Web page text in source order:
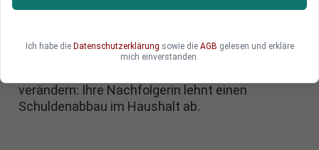
Die langjährige Vorsitzende der finnischen
Parteichefin abgelöst und dürfte demnächst als
Finanzministerin ausscheiden. Damit könnte sich
verändern: Ihre Nachfolgerin lehnt einen
Schuldenabbau im Haushalt ab.
Ich habe die Datenschutzerklärung sowie die AGB gelesen und erkläre
mich einverstanden.